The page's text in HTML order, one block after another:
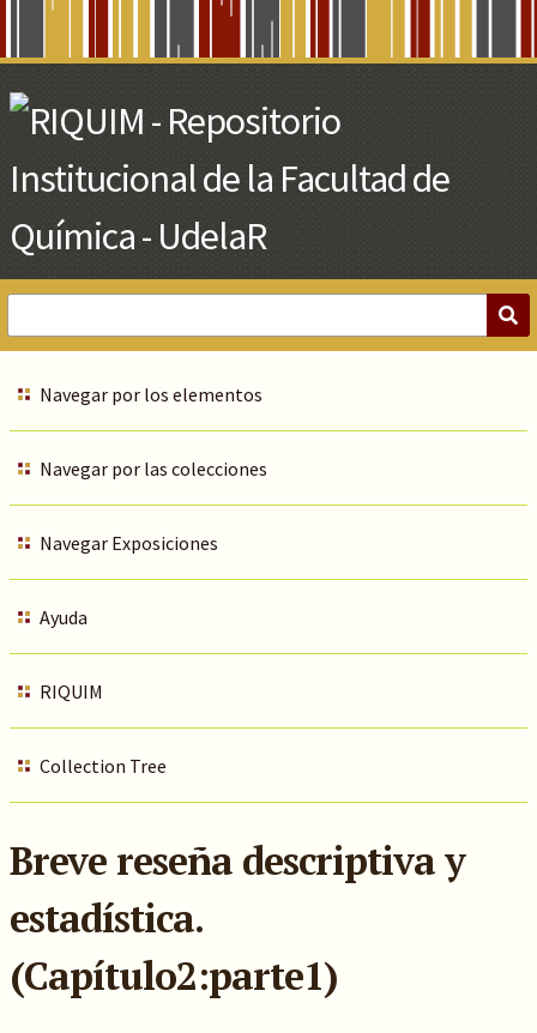
Main
Content
Navegar por los elementos
Navegar por las colecciones
Navegar Exposiciones
Ayuda
RIQUIM
Collection Tree
Breve reseña descriptiva y
estadística.
(Capítulo2:parte1)